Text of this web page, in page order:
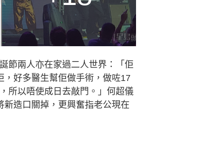
節兩人亦在家過二人世界：「佢
好多醫生幫佢做手術，做咗17
所以唔使成日去敲門。」何超儀
造口關掉，更興奮指老公現在